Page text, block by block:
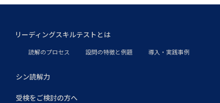
リーディングスキルテストとは
読解のプロセス 設問の特徴と例題 導入・実践事例
シン読解力
受検をご検討の方へ